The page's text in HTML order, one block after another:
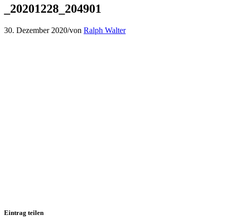
_20201228_204901
30. Dezember 2020/von Ralph Walter
Eintrag teilen